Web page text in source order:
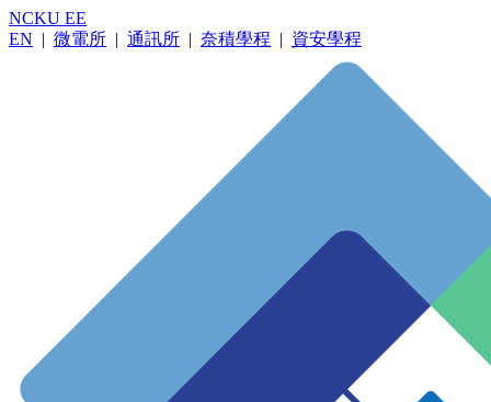
NCKU EE
EN | 微電所 | 通訊所 | 奈積學程 | 資安學程